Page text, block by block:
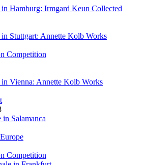
Hamburg: Irmgard Keun Collected
Stuttgart: Annette Kolb Works
Competition
Vienna: Annette Kolb Works
Salamanca
Competition